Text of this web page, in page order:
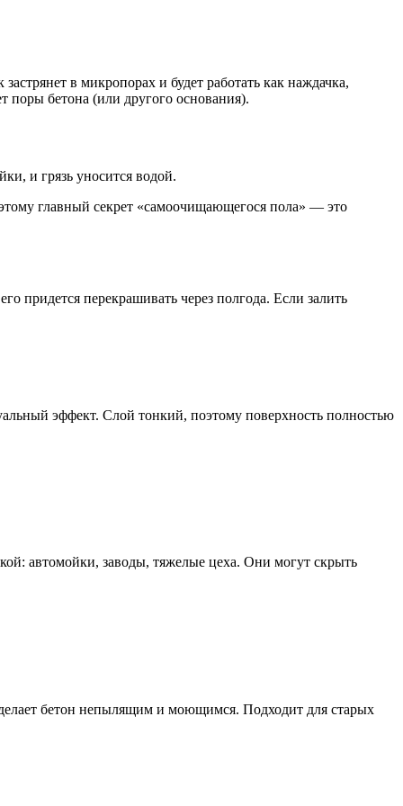
в микропорах и будет работать как наждачка,
поры бетона (или другого основания).
и грязь уносится водой.
главный секрет «самоочищающегося пола» — это
придется перекрашивать через полгода. Если залить
эффект. Слой тонкий, поэтому поверхность полностью
автомойки, заводы, тяжелые цеха. Они могут скрыть
бетон непылящим и моющимся. Подходит для старых